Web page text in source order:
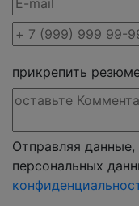
прикрепить
Отправляя
персональных